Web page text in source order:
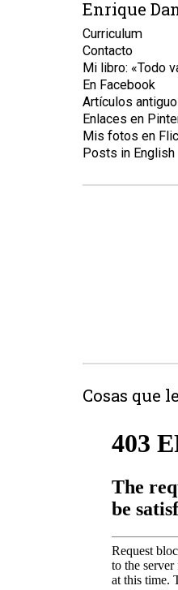
Enrique
Curriculum
Contacto
Mi libro: «Todo
En Facebook
Artículos
Enlaces en
Mis fotos en
Posts in English
Cosas que